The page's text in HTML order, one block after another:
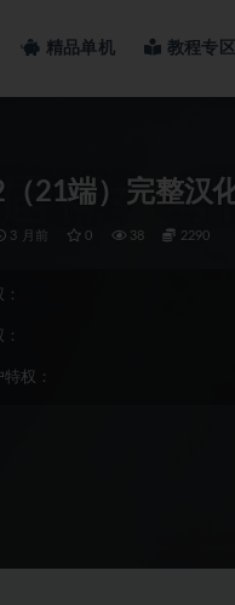
精品单机 教程专区
3 月前 0 38 2290
权：